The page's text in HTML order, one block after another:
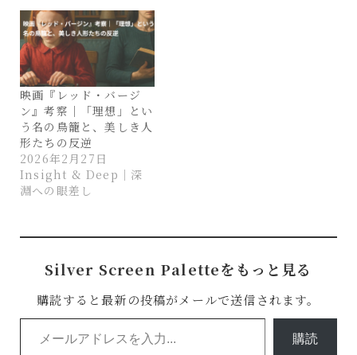
映画『レッド・バージ
ン』考察｜「理想」とい
う名の鳥籠と、美しき人
形たちの反逆
2026年2月27日
Insight & Deep｜深
淵への眼差し
Silver Screen Paletteをもっと見る
購読すると最新の投稿がメールで送信されます。
メールアドレスを入力...
購読